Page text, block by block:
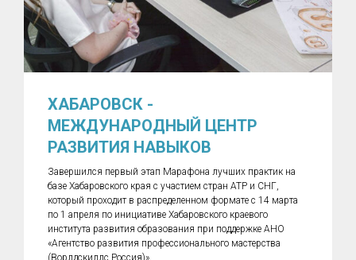
ХАБАРОВСК -
МЕЖДУНАРОДНЫЙ ЦЕНТР
РАЗВИТИЯ НАВЫКОВ
Завершился первый этап Марафона лучших практик на
базе Хабаровского края с участием стран АТР и СНГ,
который проходит в распределенном формате с 14 марта
по 1 апреля по инициативе Хабаровского краевого
института развития образования при поддержке АНО
«Агентство развития профессионального мастерства
(Ворлдскиллс Россия)».